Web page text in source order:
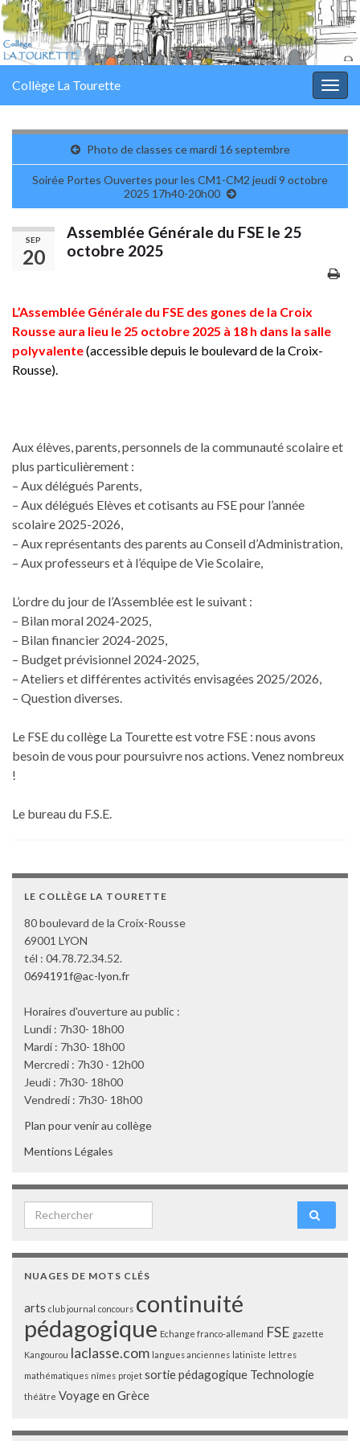
Collège La Tourette
Photo de classes ce mardi 16 septembre
Soirée Portes Ouvertes pour les CM1-CM2 jeudi 9 octobre
2025 17h40-20h00
SEP
20
Assemblée Générale du FSE le 25
octobre 2025
L’Assemblée Générale du FSE des gones de la Croix
Rousse aura lieu le 25 octobre 2025 à 18 h dans la salle
polyvalente(accessible depuis le boulevard de la Croix-
Rousse).
Aux élèves, parents, personnels de la communauté scolaire et
plus particulièrement :
– Aux délégués Parents,
– Aux délégués Elèves et cotisants au FSE pour l’année
scolaire 2025-2026,
– Aux représentants des parents au Conseil d’Administration,
– Aux professeurs et à l’équipe de Vie Scolaire,
L’ordre du jour de l’Assemblée est le suivant :
– Bilan moral 2024-2025,
– Bilan financier 2024-2025,
– Budget prévisionnel 2024-2025,
– Ateliers et différentes activités envisagées 2025/2026,
– Question diverses.
Le FSE du collège La Tourette est votre FSE : nous avons
besoin de vous pour poursuivre nos actions. Venez nombreux
!
Le bureau du F.S.E.
LE COLLÈGE LA TOURETTE
80 boulevard de la Croix-Rousse
69001 LYON
tél : 04.78.72.34.52.
0694191f@ac-lyon.fr
Horaires d'ouverture au public :
Lundi : 7h30- 18h00
Mardi : 7h30- 18h00
Mercredi : 7h30 - 12h00
Jeudi : 7h30- 18h00
Vendredi : 7h30- 18h00
Plan pour venir au collège
Mentions Légales
Search for:
NUAGES DE MOTS CLÉS
arts club journal concours continuité
pédagogique Echange franco-allemand FSE gazette
Kangourou laclasse.com langues anciennes latiniste lettres
mathématiques nîmes projet sortie pédagogique Technologie
théâtre Voyage en Grèce
Panneau de gestion des cookies